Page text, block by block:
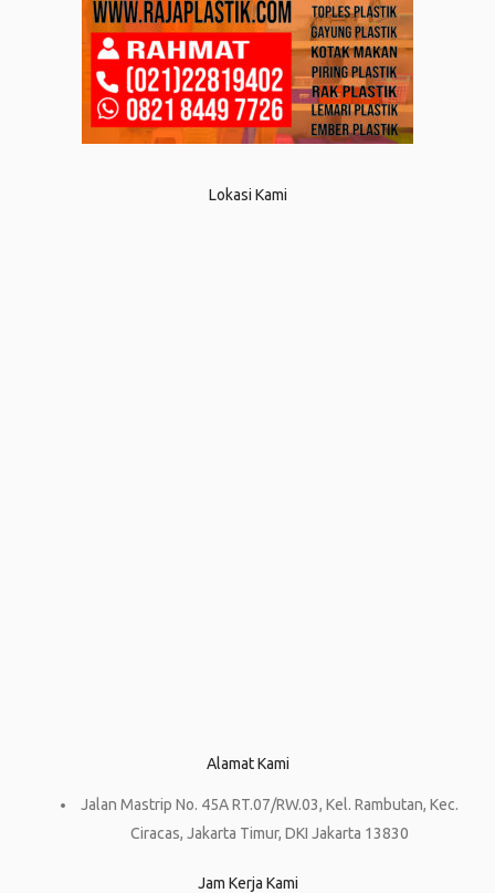
Lokasi Kami
Alamat Kami
Jalan Mastrip No. 45A RT.07/RW.03, Kel. Rambutan, Kec.
Ciracas, Jakarta Timur, DKI Jakarta 13830
Jam Kerja Kami